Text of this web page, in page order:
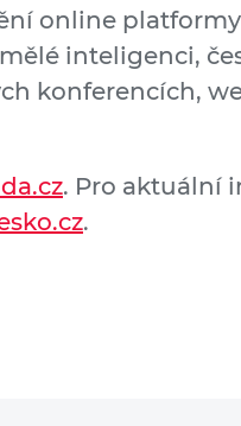
online
inteligenci,
konferencích,
. Pro aktuální
.